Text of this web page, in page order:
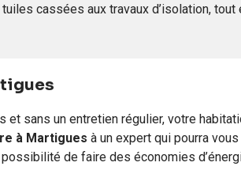
tuiles cassées aux travaux d’isolation,
sans un entretien régulier, votre
à Martigues à un expert qui pourra
de faire des économies